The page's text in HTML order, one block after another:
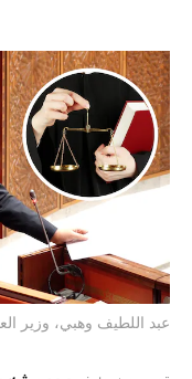
عبد اللطيف وهبي، وزير